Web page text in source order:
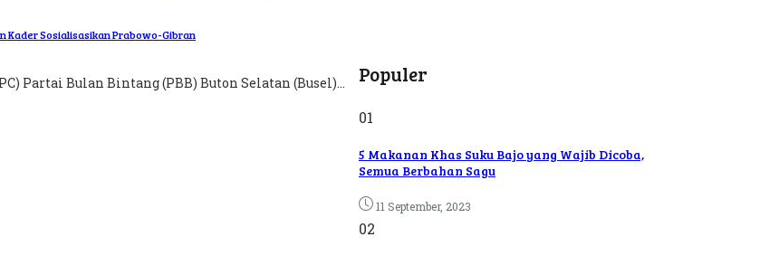
Kader Sosialisasikan Prabowo-Gibran
Partai Bulan Bintang (PBB) Buton Selatan (Busel)... Populer
01
5 Makanan Khas Suku Bajo yang Wajib Dicoba,
Semua Berbahan Sagu
11 September, 2023
02